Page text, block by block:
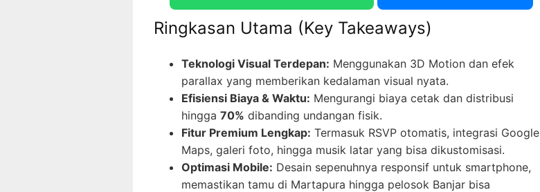
Ringkasan Utama (Key Takeaways)
Teknologi Visual Terdepan: Menggunakan 3D Motion dan efek
parallax yang memberikan kedalaman visual nyata.
Efisiensi Biaya & Waktu: Mengurangi biaya cetak dan distribusi
hingga 70% dibanding undangan fisik.
Fitur Premium Lengkap: Termasuk RSVP otomatis, integrasi Google
Maps, galeri foto, hingga musik latar yang bisa dikustomisasi.
Optimasi Mobile: Desain sepenuhnya responsif untuk smartphone,
memastikan tamu di Martapura hingga pelosok Banjar bisa